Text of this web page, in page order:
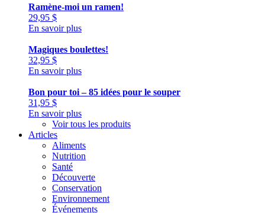
Ramène-moi un ramen!
29,95 $
En savoir plus
Magiques boulettes!
32,95 $
En savoir plus
Bon pour toi – 85 idées pour le souper
31,95 $
En savoir plus
Voir tous les produits
Articles
Aliments
Nutrition
Santé
Découverte
Conservation
Environnement
Événements